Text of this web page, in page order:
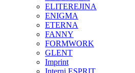
ELITEREJINA
ENIGMA
ETERNA
FANNY
FORMWORK
GLENT
Imprint